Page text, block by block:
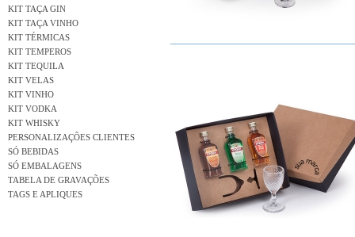
KIT TAÇA GIN
KIT TAÇA VINHO
KIT TÉRMICAS
KIT TEMPEROS
KIT TEQUILA
KIT VELAS
KIT VINHO
KIT VODKA
KIT WHISKY
PERSONALIZAÇÕES CLIENTES
SÓ BEBIDAS
SÓ EMBALAGENS
TABELA DE GRAVAÇÕES
TAGS E APLIQUES